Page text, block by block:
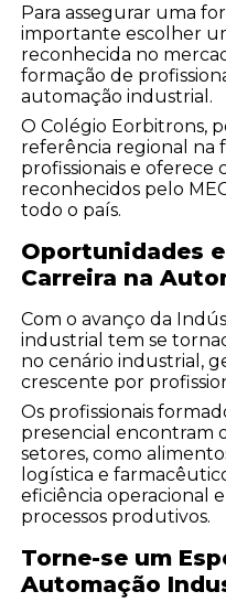
Para assegurar uma
importante escolher
reconhecida no
formação de
automação industrial.
O Colégio Eorbitrons,
referência regional na
profissionais e oferece
reconhecidos pelo
todo o país.
Oportunidades
Carreira na
Com o avanço da
industrial tem se
no cenário industrial,
crescente por
Os profissionais
presencial encontram
setores, como
logística e
eficiência operacional
processos produtivos.
Torne-se um
Automação